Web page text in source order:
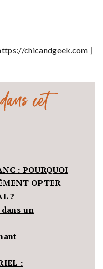
chicandgeek.com ⌋
cet
: POURQUOI
OPTER
?
un
: